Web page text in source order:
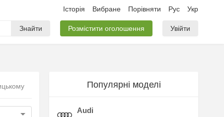
Історія Вибране Порівняти Рус Укр
Знайти Розмістити оголошення Увійти
Популярні моделі
Audi